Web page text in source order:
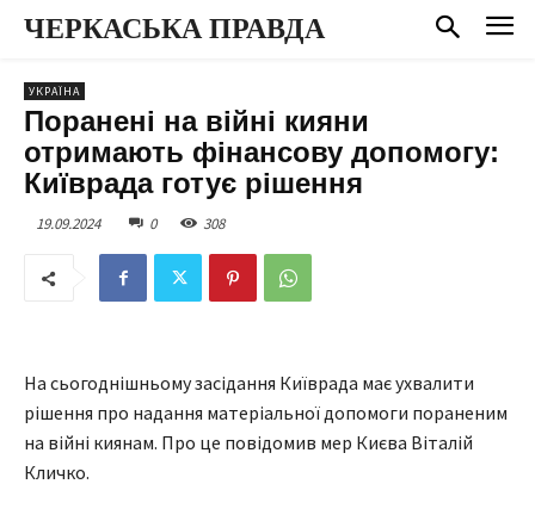
ЧЕРКАСЬКА ПРАВДА
УКРАЇНА
Поранені на війні кияни
отримають фінансову допомогу:
Київрада готує рішення
19.09.2024 0 308
На сьогоднішньому засідання Київрада має ухвалити
рішення про надання матеріальної допомоги пораненим
на війні киянам. Про це повідомив мер Києва Віталій
Кличко.